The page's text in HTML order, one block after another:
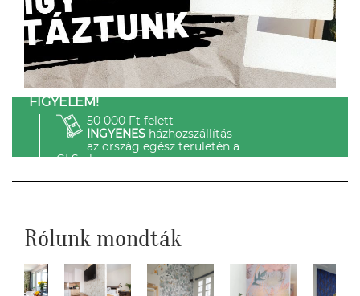
FIGYELEM!
50 000 Ft felett
INGYENESházhozszállítás
az ország egész területén a
GLS-el.
Rólunk mondták